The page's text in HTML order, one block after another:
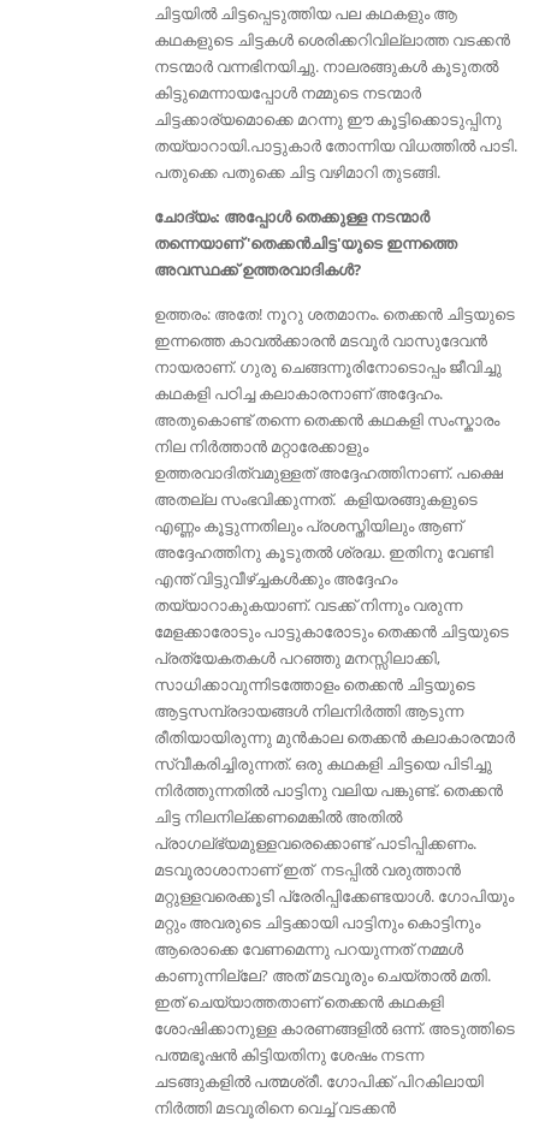
ചിട്ടയില്‍ ചിട്ടപ്പെടുത്തിയ പല കഥകളും ആ
കഥകളുടെ ചിട്ടകൾ ശെരിക്കറിവില്ലാത്ത വടക്കന്‍
നടന്മാര്‍ വന്നഭിനയിച്ചു. നാലരങ്ങുകൾ കൂടുതൽ
കിട്ടുമെന്നായപ്പോൾ നമ്മുടെ നടന്മാർ
ചിട്ടക്കാര്യമൊക്കെ മറന്നു ഈ കൂട്ടിക്കൊടുപ്പിനു
തയ്യാറായി.പാട്ടുകാര്‍ തോന്നിയ വിധത്തില്‍ പാടി.
പതുക്കെ പതുക്കെ ചിട്ട വഴിമാറി തുടങ്ങി.
ചോദ്യം: അപ്പോള്‍ തെക്കുള്ള നടന്മാർ
തന്നെയാണ് 'തെക്കൻചിട്ട'യുടെ ഇന്നത്തെ
അവസ്ഥക്ക് ഉത്തരവാദികൾ?
ഉത്തരം: അതേ! നൂറു ശതമാനം. തെക്കന്‍ ചിട്ടയുടെ
ഇന്നത്തെ കാവല്‍ക്കാരന്‍ മടവൂര്‍ വാസുദേവന്‍
നായരാണ്. ഗുരു ചെങ്ങന്നൂരിനോടൊപ്പം ജീവിച്ചു
കഥകളി പഠിച്ച കലാകാരനാണ് അദ്ദേഹം.
അതുകൊണ്ട് തന്നെ തെക്കൻ കഥകളി സംസ്കാരം
നില നിർത്താൻ മറ്റാരേക്കാളും
ഉത്തരവാദിത്വമുള്ളത് അദ്ദേഹത്തിനാണ്. പക്ഷെ
അതല്ല സംഭവിക്കുന്നത്. കളിയരങ്ങുകളുടെ
എണ്ണം കൂട്ടുന്നതിലും പ്രശസ്തിയിലും ആണ്
അദ്ദേഹത്തിനു കൂടുതൽ ശ്രദ്ധ. ഇതിനു വേണ്ടി
എന്ത് വിട്ടുവീഴ്ച്ചകൾക്കും അദ്ദേഹം
തയ്യാറാകുകയാണ്. വടക്ക് നിന്നും വരുന്ന
മേളക്കാരോടും പാട്ടുകാരോടും തെക്കൻ ചിട്ടയുടെ
പ്രത്യേകതകൾ പറഞ്ഞു മനസ്സിലാക്കി,
സാധിക്കാവുന്നിടത്തോളം തെക്കൻ ചിട്ടയുടെ
ആട്ടസമ്പ്രദായങ്ങൾ നിലനിർത്തി ആടുന്ന
രീതിയായിരുന്നു മുൻകാല തെക്കൻ കലാകാരന്മാർ
സ്വീകരിച്ചിരുന്നത്. ഒരു കഥകളി ചിട്ടയെ പിടിച്ചു
നിർത്തുന്നതിൽ പാട്ടിനു വലിയ പങ്കുണ്ട്. തെക്കൻ
ചിട്ട നിലനില്ക്കണമെങ്കിൽ അതിൽ
പ്രാഗല്ഭ്യമുള്ളവരെക്കൊണ്ട് പാടിപ്പിക്കണം.
മടവൂരാശാനാണ് ഇത് നടപ്പിൽ വരുത്താൻ
മറ്റുള്ളവരെക്കൂടി പ്രേരിപ്പിക്കേണ്ടയാൾ. ഗോപിയും
മറ്റും അവരുടെ ചിട്ടക്കായി പാട്ടിനും കൊട്ടിനും
ആരൊക്കെ വേണമെന്നു പറയുന്നത്‌ നമ്മൾ
കാണുന്നില്ലേ? അത് മടവൂരും ചെയ്‌താൽ മതി.
ഇത് ചെയ്യാത്തതാണ്‌ തെക്കൻ കഥകളി
ശോഷിക്കാനുള്ള കാരണങ്ങളിൽ ഒന്ന്. അടുത്തിടെ
പത്മഭൂഷന്‍ കിട്ടിയതിനു ശേഷം നടന്ന
ചടങ്ങുകളില്‍ പത്മശ്രീ. ഗോപിക്ക് പിറകിലായി
നിര്‍ത്തി മടവൂരിനെ വെച്ച് വടക്കന്‍